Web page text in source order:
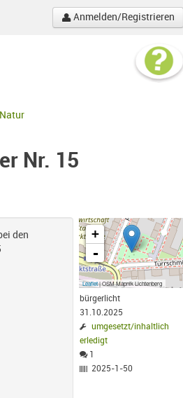
Anmelden/Registrieren
Nr. 15
+
-
Leaflet| OSM Mapnik Lichtenberg
bürgerlicht
31.10.2025
umgesetzt/inhaltlich
erledigt
1
2025-1-50
den